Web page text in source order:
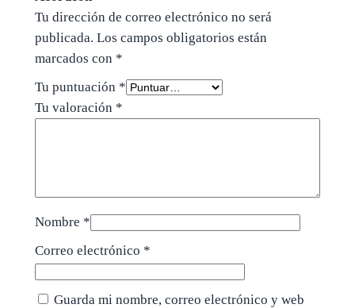
Tu dirección de correo electrónico no será
publicada. Los campos obligatorios están
marcados con *
Tu puntuación *
Tu valoración *
Nombre *
Correo electrónico *
Guarda mi nombre, correo electrónico y web